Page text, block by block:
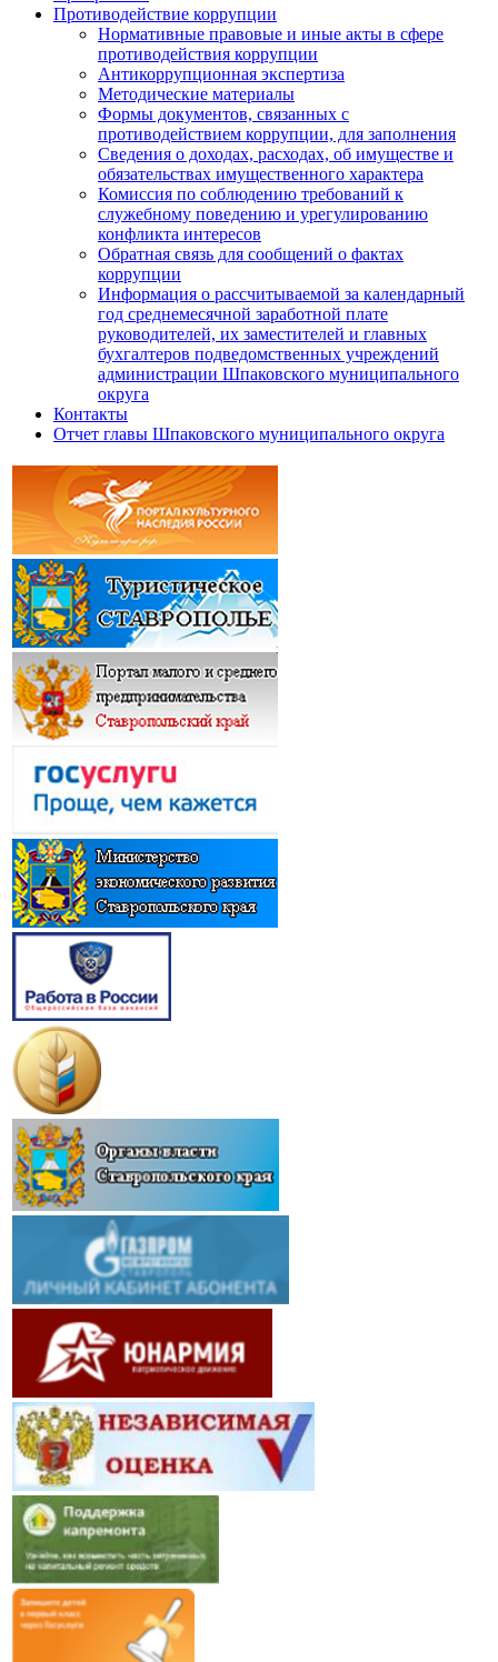
Противодействие коррупции
Нормативные правовые и иные акты в сфере
противодействия коррупции
Антикоррупционная экспертиза
Методические материалы
Формы документов, связанных с
противодействием коррупции, для заполнения
Сведения о доходах, расходах, об имуществе и
обязательствах имущественного характера
Комиссия по соблюдению требований к
служебному поведению и урегулированию
конфликта интересов
Обратная связь для сообщений о фактах
коррупции
Информация о рассчитываемой за календарный
год среднемесячной заработной плате
руководителей, их заместителей и главных
бухгалтеров подведомственных учреждений
администрации Шпаковского муниципального
округа
Контакты
Отчет главы Шпаковского муниципального округа